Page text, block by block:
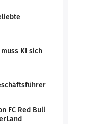
KI sich
FC Red Bull